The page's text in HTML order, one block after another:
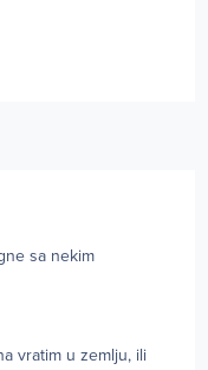
sa nekim
vratim u zemlju, ili